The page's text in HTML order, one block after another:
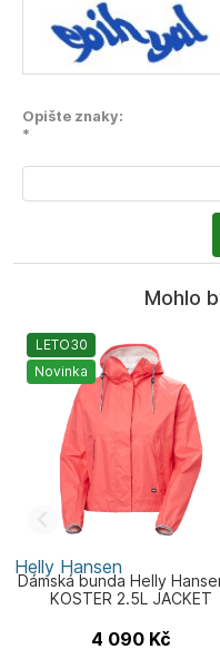
Opište znaky:
*
Mohlo
LETO30
Novinka
Helly Hansen
Dámská bunda Helly
KOSTER 2.5L JACKET
4 090 Kč